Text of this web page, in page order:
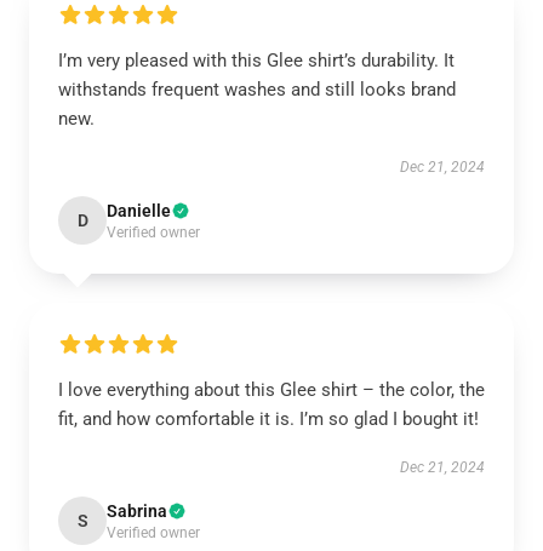
I’m very pleased with this Glee shirt’s durability. It
withstands frequent washes and still looks brand
new.
Dec 21, 2024
D Danielle
Verified owner
I love everything about this Glee shirt – the color, the
fit, and how comfortable it is. I’m so glad I bought it!
Dec 21, 2024
S Sabrina
Verified owner